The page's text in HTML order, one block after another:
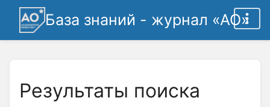
База знаний - журнал «АО»
Результаты поиска